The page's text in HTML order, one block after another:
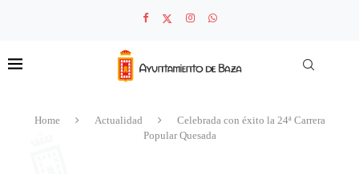
Home Actualidad
Celebrada con éxito la 24ª Carrera
Popular Quesada